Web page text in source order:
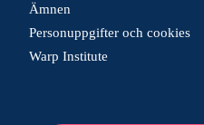
Ämnen
Personuppgifter och cookies
Warp Institute